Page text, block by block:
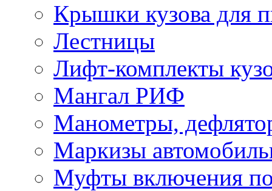
Крышки кузова для
Лестницы
Лифт-комплекты
Мангал РИФ
Манометры,
Маркизы
Муфты включения